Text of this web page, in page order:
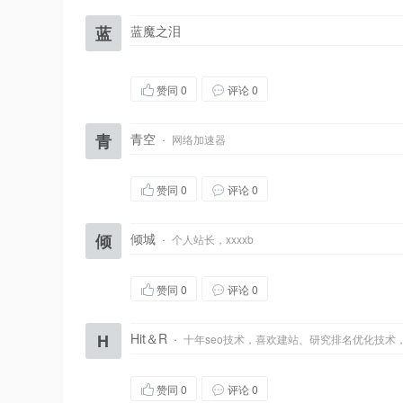
蓝 蓝魔之泪
赞同 0 评论 0
青 青空 · 网络加速器
赞同 0 评论 0
倾 倾城 · 个人站长，xxxxb
赞同 0 评论 0
H Hit＆R · 十年seo技术，喜欢建站、研究排名优化技术
赞同 0 评论 0